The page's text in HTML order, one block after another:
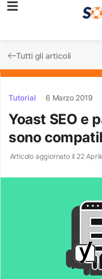
Tutti gli articoli
Tutorial 6 Marzo 2019
Yoast SEO e
sono
Articolo aggiornato il 22